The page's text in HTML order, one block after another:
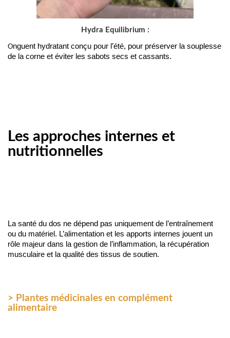
Hydra Equilibrium :
Onguent hydratant conçu pour l’été, pour préserver la souplesse
de la corne et éviter les sabots secs et cassants.
Les approches internes et
nutritionnelles
La santé du dos ne dépend pas uniquement de l’entraînement
ou du matériel. L’alimentation et les apports internes jouent un
rôle majeur dans la gestion de l’inflammation, la récupération
musculaire et la qualité des tissus de soutien.
> Plantes médicinales en complément
alimentaire